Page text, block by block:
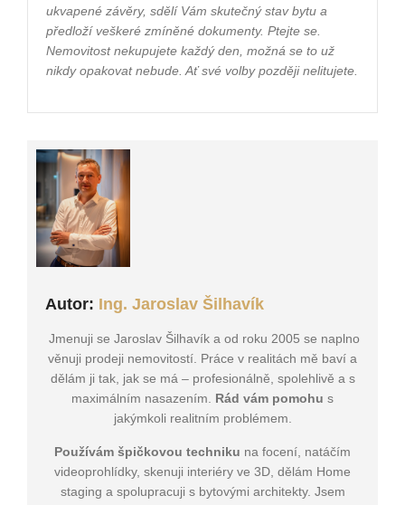
ukvapené závěry, sdělí Vám skutečný stav bytu a
předloží veškeré zmíněné dokumenty. Ptejte se.
Nemovitost nekupujete každý den, možná se to už
nikdy opakovat nebude. Ať své volby později nelitujete.
Autor: Ing. Jaroslav Šilhavík
Jmenuji se Jaroslav Šilhavík a od roku 2005 se naplno
věnuji prodeji nemovitostí. Práce v realitách mě baví a
dělám ji tak, jak se má – profesionálně, spolehlivě a s
maximálním nasazením. Rád vám pomohu s
jakýmkoli realitním problémem.
Používám špičkovou techniku na focení, natáčím
videoprohlídky, skenuji interiéry ve 3D, dělám Home
staging a spolupracuji s bytovými architekty. Jsem